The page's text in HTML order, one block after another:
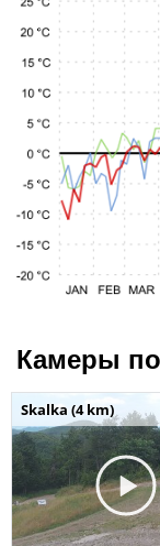
Камеры
Skalka (4 km)